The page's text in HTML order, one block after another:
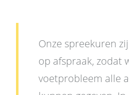
Onze spreekuren
op afspraak, zodat
voetprobleem alle